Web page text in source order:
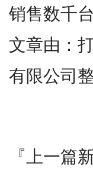
销售数千
文章由：
有限公司
『上一篇